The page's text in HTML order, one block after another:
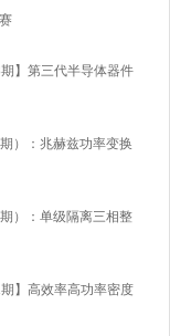
】第三代半导体器件
）：兆赫兹功率变换
）：单级隔离三相整
】高效率高功率密度